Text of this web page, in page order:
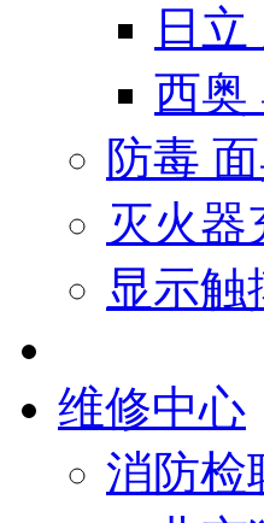
日立
西奥
防毒
灭火器
显示触
维修中心
消防检